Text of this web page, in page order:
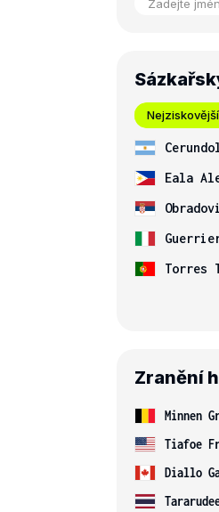
Nejziskovější
Eala
Torres
Zranění
Minnen
Tiafoe
Diallo